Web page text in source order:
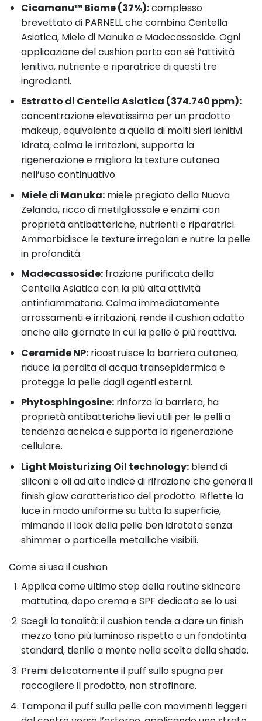
Cicamanu™ Biome (37%):complesso
brevettato di PARNELL che combina Centella
Asiatica, Miele di Manuka e Madecassoside. Ogni
applicazione del cushion porta con sé l’attività
lenitiva, nutriente e riparatrice di questi tre
ingredienti.
Estratto di Centella Asiatica (374.740 ppm):
concentrazione elevatissima per un prodotto
makeup, equivalente a quella di molti sieri lenitivi.
Idrata, calma le irritazioni, supporta la
rigenerazione e migliora la texture cutanea
nell’uso continuativo.
Miele di Manuka:miele pregiato della Nuova
Zelanda, ricco di metilgliossale e enzimi con
proprietà antibatteriche, nutrienti e riparatrici.
Ammorbidisce le texture irregolari e nutre la pelle
in profondità.
Madecassoside:frazione purificata della
Centella Asiatica con la più alta attività
antinfiammatoria. Calma immediatamente
arrossamenti e irritazioni, rende il cushion adatto
anche alle giornate in cui la pelle è più reattiva.
Ceramide NP:ricostruisce la barriera cutanea,
riduce la perdita di acqua transepidermica e
protegge la pelle dagli agenti esterni.
Phytosphingosine:rinforza la barriera, ha
proprietà antibatteriche lievi utili per le pelli a
tendenza acneica e supporta la rigenerazione
cellulare.
Light Moisturizing Oil technology:blend di
siliconi e oli ad alto indice di rifrazione che genera il
finish glow caratteristico del prodotto. Riflette la
luce in modo uniforme su tutta la superficie,
mimando il look della pelle ben idratata senza
shimmer o particelle metalliche visibili.
Come si usa il cushion
Applica come ultimo step della routine skincare
mattutina, dopo crema e SPF dedicato se lo usi.
Scegli la tonalità: il cushion tende a dare un finish
mezzo tono più luminoso rispetto a un fondotinta
standard, tienilo a mente nella scelta della shade.
Premi delicatamente il puff sullo spugna per
raccogliere il prodotto, non strofinare.
Tampona il puff sulla pelle con movimenti leggeri